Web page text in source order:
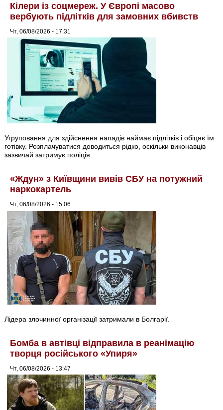
Кілери із соцмереж. У Європі масово
вербують підлітків для замовних вбивств
Чт, 06/08/2026 - 17:31
Угруповання для здійснення нападів наймає підлітків і обіцяє їм
готівку. Розплачуватися доводиться рідко, оскільки виконавців
зазвичай затримує поліція.
«Ждун» з Київщини вивів СБУ на потужний
наркокартель
Чт, 06/08/2026 - 15:06
Лідера злочинної організації затримали в Болгарії.
Бомба в автівці відправила в реанімацію
творця російського «Упиря»
Чт, 06/08/2026 - 13:47